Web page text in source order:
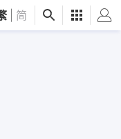
简